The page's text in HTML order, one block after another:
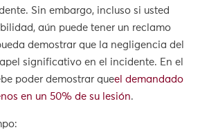
Sin embargo, incluso si usted
aún puede tener un reclamo
demostrar que la negligencia del
significativo en el incidente. En el
poder demostrar queel demandado
en un 50% de su lesión.